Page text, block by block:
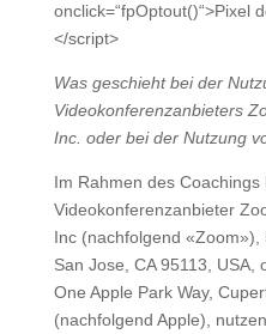
onclick=“fpOptout()“>Pixel
</script>
Was geschieht bei der
Videokonferenzanbieters
Inc. oder bei der Nutzung
Im Rahmen des Coachings
Videokonferenzanbieter
Inc (nachfolgend «Zoom»),
San Jose, CA 95113, USA,
One Apple Park Way,
(nachfolgend Apple),